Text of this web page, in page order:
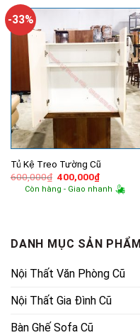
-33%
Tủ Kệ Treo Tường Cũ
600,000₫ Giá
gốc
là:
400,000₫Giá
hiện
tại
Còn hàng - Giao nhanh
DANH MỤC SẢN PHẨM
Nội Thất Văn Phòng Cũ
Nội Thất Gia Đình Cũ
Bàn Ghế Sofa Cũ